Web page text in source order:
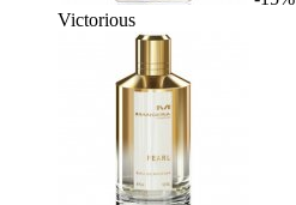
Victorious